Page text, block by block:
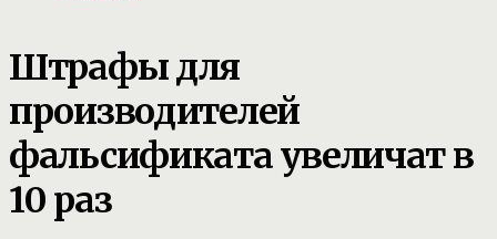
Штрафы для
производителей
фальсификата увеличат в
10 раз